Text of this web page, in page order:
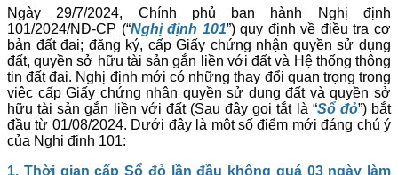
Ngày 29/7/2024, Chính phủ ban hành Nghị định
101/2024/NĐ-CP (“Nghị định 101”) quy định về điều tra cơ
bản đất đai; đăng ký, cấp Giấy chứng nhận quyền sử dụng
đất, quyền sở hữu tài sản gắn liền với đất và Hệ thống thông
tin đất đai. Nghị định mới có những thay đổi quan trọng trong
việc cấp Giấy chứng nhận quyền sử dụng đất và quyền sở
hữu tài sản gắn liền với đất (Sau đây gọi tắt là “Sổ đỏ”) bắt
đầu từ 01/08/2024. Dưới đây là một số điểm mới đáng chú ý
của Nghị định 101:
1. Thời gian cấp Sổ đỏ lần đầu không quá 03 ngày làm